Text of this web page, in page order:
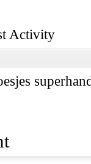
Activity